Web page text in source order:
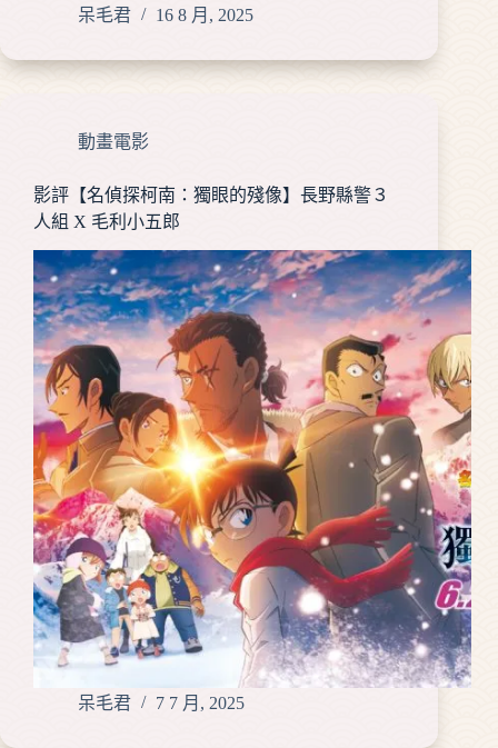
呆毛君 16 8 月, 2025
動畫電影
影評【名偵探柯南：獨眼的殘像】長野縣警３
人組 X 毛利小五郎
呆毛君 7 7 月, 2025